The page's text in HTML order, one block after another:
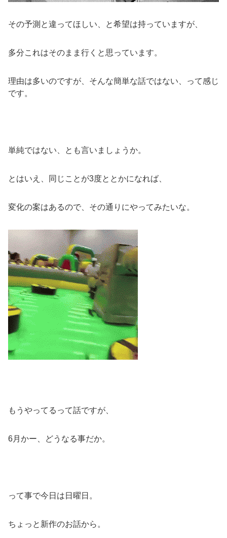
その予測と違ってほしい、と希望は持っていますが、
多分これはそのまま行くと思っています。
理由は多いのですが、そんな簡単な話ではない、って感じ
です。
単純ではない、とも言いましょうか。
とはいえ、同じことが3度ととかになれば、
変化の案はあるので、その通りにやってみたいな。
もうやってるって話ですが、
6月かー、どうなる事だか。
って事で今日は日曜日。
ちょっと新作のお話から。